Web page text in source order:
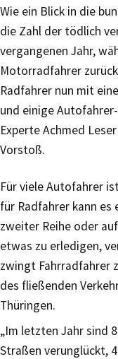
Wie ein Blick in die
die Zahl der tödlich
vergangenen Jahr,
Motorradfahrer
Radfahrer nun mit
und einige
Experte Achmed
Vorstoß.
Für viele Autofahrer
für Radfahrer kann es
zweiter Reihe oder
etwas zu erledigen,
zwingt Fahrradfahrer
des fließenden
Thüringen.
„Im letzten Jahr sind
Straßen verunglückt,